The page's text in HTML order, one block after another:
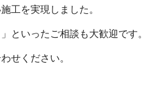
工を実現しました。
といったご相談も大歓迎です。
せください。